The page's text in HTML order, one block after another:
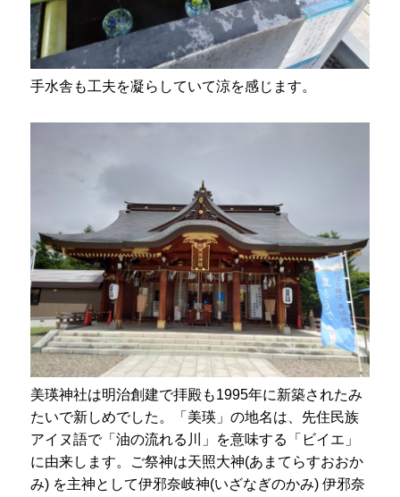
手水舎も工夫を凝らしていて涼を感じます。
美瑛神社は明治創建で拝殿も1995年に新築されたみ
たいで新しめでした。「美瑛」の地名は、先住民族
アイヌ語で「油の流れる川」を意味する「ビイエ」
に由来します。ご祭神は天照大神(あまてらすおおか
み) を主神として伊邪奈岐神(いざなぎのかみ) 伊邪奈